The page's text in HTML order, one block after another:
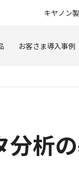
キヤノン
お客さま導入事例
分析